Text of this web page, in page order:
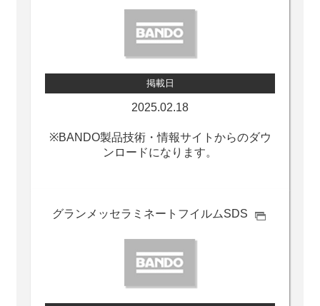
掲載日
2025.02.18
※BANDO製品技術・情報サイトからのダウ
ンロードになります。
グランメッセラミネートフイルムSDS